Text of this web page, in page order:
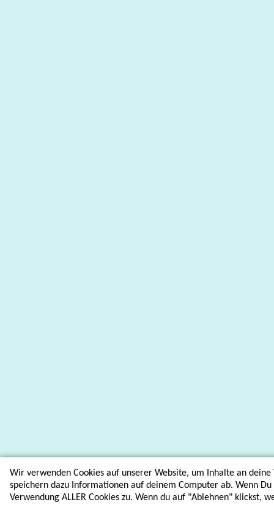
Wir verwenden Cookies auf unserer Website, um Inhalte an deine
speichern dazu Informationen auf deinem Computer ab. Wenn
Verwendung ALLER Cookies zu. Wenn du auf "Ablehnen" klickst,